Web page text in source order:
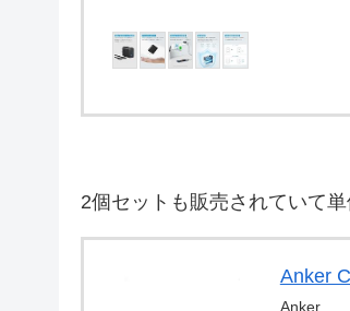
2個セットも販売されていて
Anker
Anker